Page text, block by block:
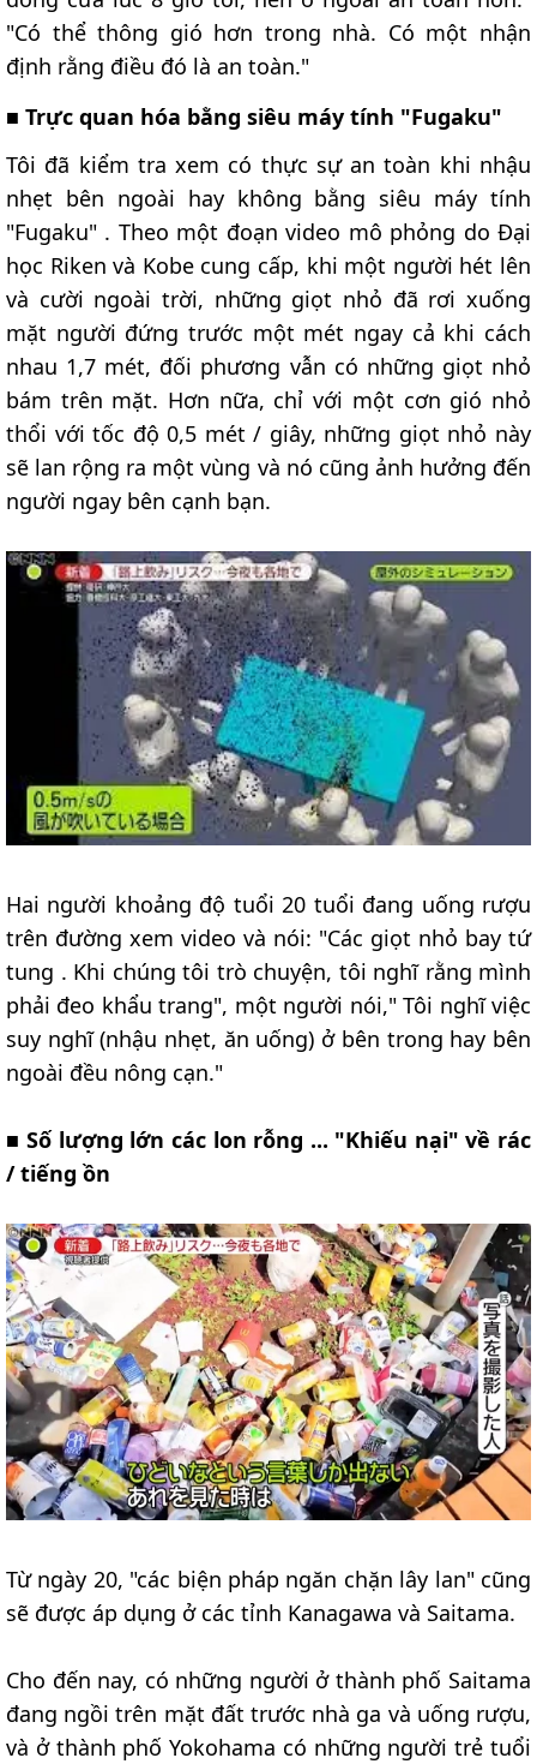
"Có thể thông gió hơn trong nhà. Có một nhận
định rằng điều đó là an toàn."
■ Trực quan hóa bằng siêu máy tính "Fugaku"
Tôi đã kiểm tra xem có thực sự an toàn khi nhậu
nhẹt bên ngoài hay không bằng siêu máy tính
"Fugaku" . Theo một đoạn video mô phỏng do Đại
học Riken và Kobe cung cấp, khi một người hét lên
và cười ngoài trời, những giọt nhỏ đã rơi xuống
mặt người đứng trước một mét ngay cả khi cách
nhau 1,7 mét, đối phương vẫn có những giọt nhỏ
bám trên mặt. Hơn nữa, chỉ với một cơn gió nhỏ
thổi với tốc độ 0,5 mét / giây, những giọt nhỏ này
sẽ lan rộng ra một vùng và nó cũng ảnh hưởng đến
người ngay bên cạnh bạn.
Hai người khoảng độ tuổi 20 tuổi đang uống rượu
trên đường xem video và nói: "Các giọt nhỏ bay tứ
tung . Khi chúng tôi trò chuyện, tôi nghĩ rằng mình
phải đeo khẩu trang", một người nói," Tôi nghĩ việc
suy nghĩ (nhậu nhẹt, ăn uống) ở bên trong hay bên
ngoài đều nông cạn."
■Số lượng lớn các lon rỗng ... "Khiếu nại" về rác
/ tiếng ồn
Từ ngày 20, "các biện pháp ngăn chặn lây lan" cũng
sẽ được áp dụng ở các tỉnh Kanagawa và Saitama.
Cho đến nay, có những người ở thành phố Saitama
đang ngồi trên mặt đất trước nhà ga và uống rượu,
và ở thành phố Yokohama có những người trẻ tuổi